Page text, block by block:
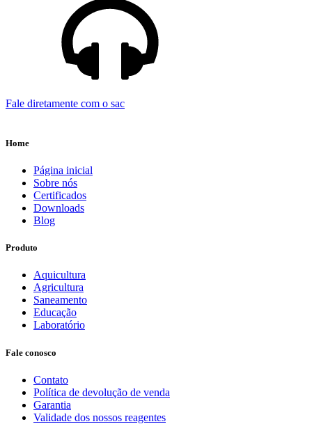
Fale diretamente com o sac
Home
Página inicial
Sobre nós
Certificados
Downloads
Blog
Produto
Aquicultura
Agricultura
Saneamento
Educação
Laboratório
Fale conosco
Contato
Política de devolução de venda
Garantia
Validade dos nossos reagentes